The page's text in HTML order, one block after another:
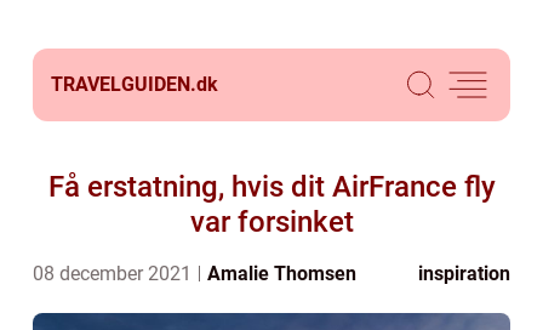
TRAVELGUIDEN.dk
Få erstatning, hvis dit AirFrance fly
var forsinket
08 december 2021 Amalie Thomsen inspiration